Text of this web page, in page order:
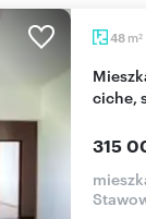
48 m2
Mieszkanie 48 m² w Siemianowicach Śląskich -
ciche,
315